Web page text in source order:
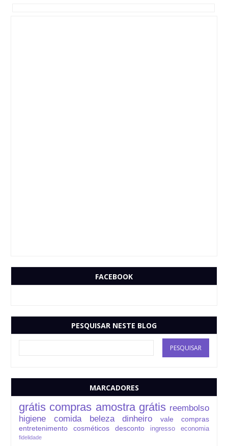
FACEBOOK
PESQUISAR NESTE BLOG
MARCADORES
grátis compras amostra grátis reembolso
higiene
comida beleza dinheiro
vale compras
entretenimento
cosméticos desconto ingresso economia
fidelidade